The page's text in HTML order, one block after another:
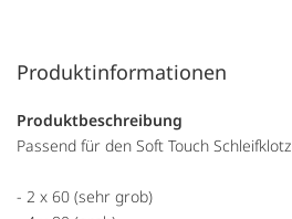
Produktinformationen
Produktbeschreibung
Passend für den Soft Touch Schleifklotz
- 2 x 60 (sehr grob)